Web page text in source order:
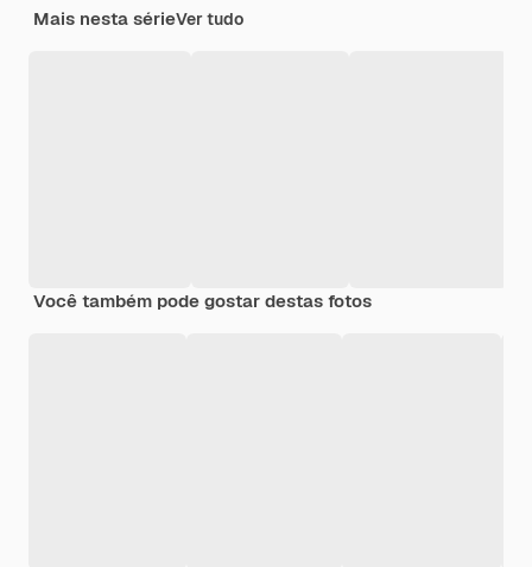
Mais nesta sérieVer tudo
Você também pode gostar destas fotos